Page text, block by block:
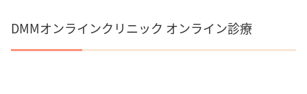
DMMオンラインクリニック オンライン診療